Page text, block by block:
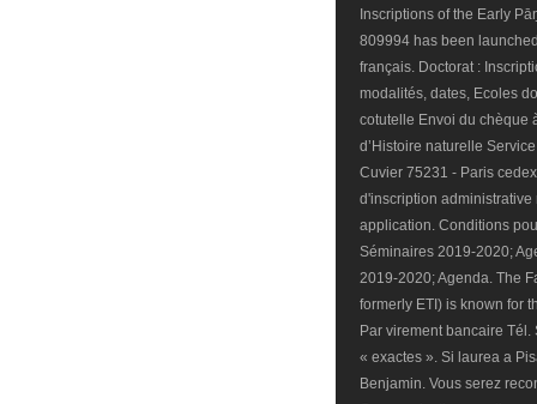
Inscriptions of the Early
809994 has been
français. Doctorat :
modalités, dates, Ecoles
cotutelle Envoi du chèque
d’Histoire naturelle
Cuvier 75231 - Paris
d'inscription
application. Conditions
Séminaires 2019-2020;
2019-2020; Agenda. The
formerly ETI) is known for
Par virement bancaire
« exactes ». Si laurea a
Benjamin. Vous serez